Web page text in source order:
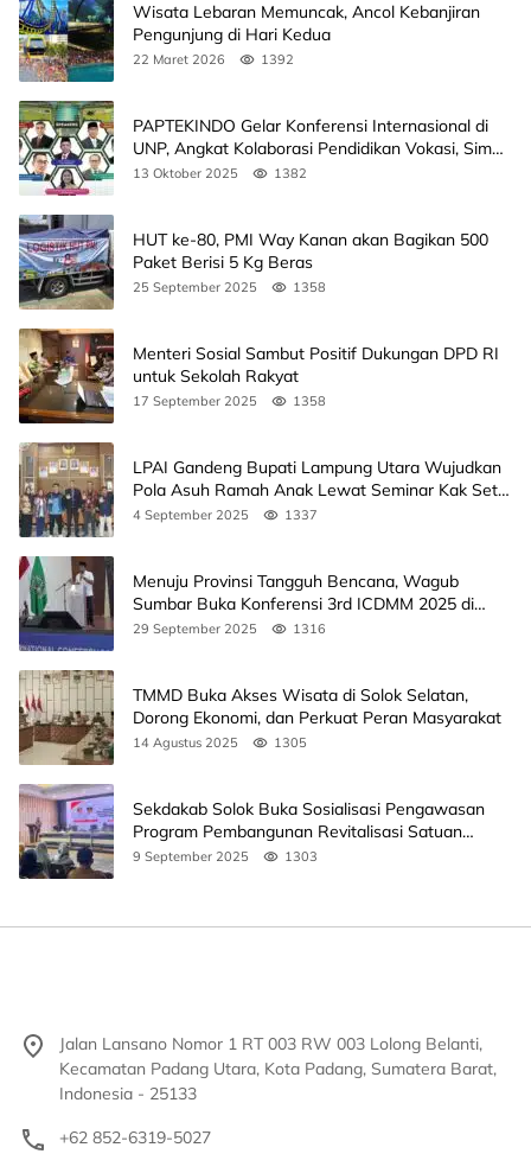
Wisata Lebaran Memuncak, Ancol Kebanjiran
Pengunjung di Hari Kedua
22 Maret 2026 1392
PAPTEKINDO Gelar Konferensi Internasional di
UNP, Angkat Kolaborasi Pendidikan Vokasi, Simak
Agendanya
13 Oktober 2025 1382
HUT ke-80, PMI Way Kanan akan Bagikan 500
Paket Berisi 5 Kg Beras
25 September 2025 1358
Menteri Sosial Sambut Positif Dukungan DPD RI
untuk Sekolah Rakyat
17 September 2025 1358
LPAI Gandeng Bupati Lampung Utara Wujudkan
Pola Asuh Ramah Anak Lewat Seminar Kak Seto,
Ini Jadwalnya
4 September 2025 1337
Menuju Provinsi Tangguh Bencana, Wagub
Sumbar Buka Konferensi 3rd ICDMM 2025 di
Unand
29 September 2025 1316
TMMD Buka Akses Wisata di Solok Selatan,
Dorong Ekonomi, dan Perkuat Peran Masyarakat
14 Agustus 2025 1305
Sekdakab Solok Buka Sosialisasi Pengawasan
Program Pembangunan Revitalisasi Satuan
Pendidikan
9 September 2025 1303
Jalan Lansano Nomor 1 RT 003 RW 003 Lolong Belanti,
Kecamatan Padang Utara, Kota Padang, Sumatera Barat,
Indonesia - 25133
+62 852-6319-5027